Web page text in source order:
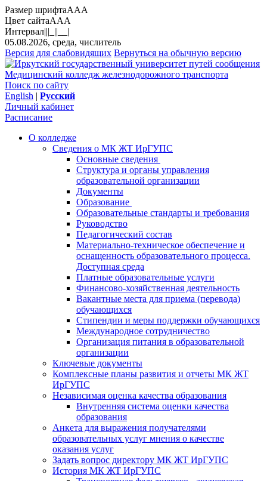
Размер шрифтаAAA
Цвет сайтаAAA
Интервал|||_||__|
05.08.2026, среда, числитель
Версия для слабовидящих Вернуться на обычную версию
Медицинский колледж железнодорожного транспорта
Поиск по сайту
English | Русский
Личный кабинет
Расписание
О колледже
Сведения о МК ЖТ ИрГУПС
Основные сведения
Структура и органы управления
образовательной организации
Документы
Образование
Образовательные стандарты и требования
Руководство
Педагогический состав
Материально-техническое обеспечение и
оснащенность образовательного процесса.
Доступная среда
Платные образовательные услуги
Финансово-хозяйственная деятельность
Вакантные места для приема (перевода)
обучающихся
Стипендии и меры поддержки обучающихся
Международное сотрудничество
Организация питания в образовательной
организации
Ключевые документы
Комплексные планы развития и отчеты МК ЖТ
ИрГУПС
Независимая оценка качества образования
Внутренняя система оценки качества
образования
Анкета для выражения получателями
образовательных услуг мнения о качестве
оказания услуг
Задать вопрос директору МК ЖТ ИрГУПС
История МК ЖТ ИрГУПС